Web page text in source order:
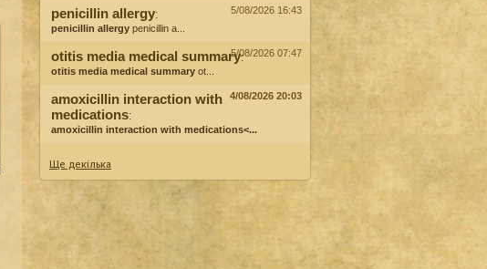
penicillin allergy:
penicillin allergy penicillin a...
5/08/2026 16:43
otitis media medical summary:
otitis media medical summary ot...
5/08/2026 07:47
amoxicillin interaction with
medications:
amoxicillin interaction with medications<...
4/08/2026 20:03
Ще декілька